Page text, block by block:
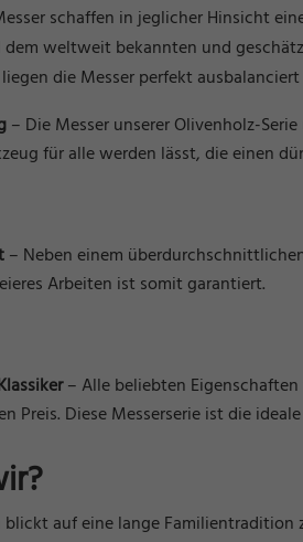
schaffen in jeglicher Hinsicht
dem weltweit bekannten und
die Messer perfekt
– Die Messer unserer Olivenholz-
für alle werden lässt, die einen
– Neben einem
Arbeiten ist somit garantiert.
– Alle beliebten
Preis. Diese Messerserie ist die
blickt auf eine lange